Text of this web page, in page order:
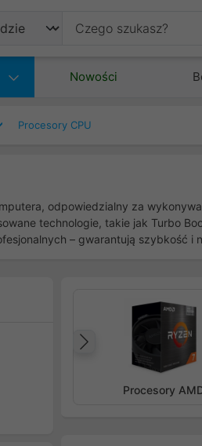
Nowości
Procesory CPU
odpowiedzialny za
technologie, takie jak Turbo
– gwarantują szybkość i
Procesory
Poprzedni